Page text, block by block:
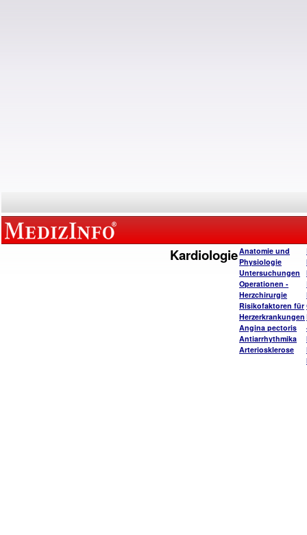
KardiologieAnatomie und
Physiologie
Untersuchungen
Operationen -
Herzchirurgie
Risikofaktoren für
Herzerkrankungen
Angina pectoris
Antiarrhythmika
Arteriosklerose